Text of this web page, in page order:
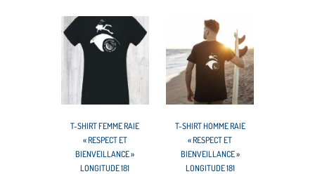
T-SHIRT FEMME RAIE
« RESPECT ET
BIENVEILLANCE »
LONGITUDE 181
T-SHIRT HOMME RAIE
« RESPECT ET
BIENVEILLANCE »
LONGITUDE 181